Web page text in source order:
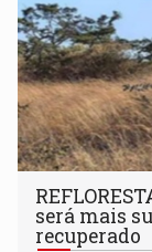
será mais
recuperado